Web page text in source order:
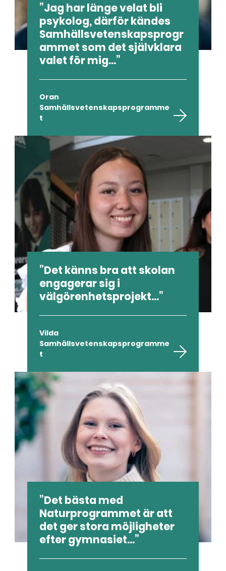
Jag har länge velat bli
psykolog, därför kändes
Samhällsvetenskapsprogr
ammet som det självklara
valet för mig...
Oran
Samhällsvetenskapsprogramme
t
Det känns bra att skolan
engagerar sig i
välgörenhetsprojekt...
Vilda
Samhällsvetenskapsprogramme
t
Det bästa med
Naturprogrammet är att
det ger stora möjligheter
efter gymnasiet...